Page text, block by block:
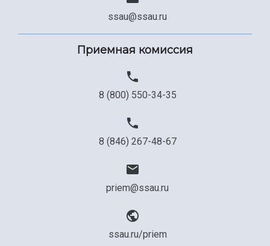
Сведения об образовательной организации
Официальные документы
ssau@ssau.ru
Приемная комиссия
8 (800) 550-34-35
8 (846) 267-48-67
priem@ssau.ru
ssau.ru/priem